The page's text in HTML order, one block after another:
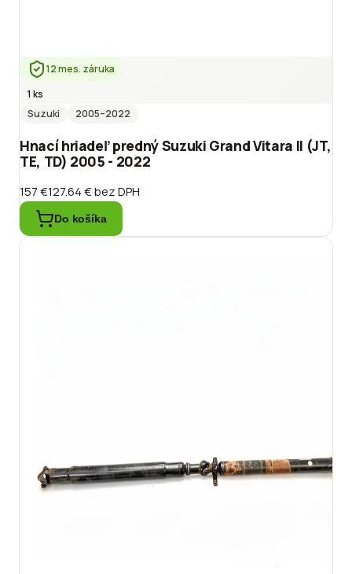
12 mes. záruka
1 ks
Suzuki
2005–2022
Hnací hriadeľ predný Suzuki Grand Vitara II (JT,
TE, TD) 2005 - 2022
157 €127.64 €bez DPH
Do košíka